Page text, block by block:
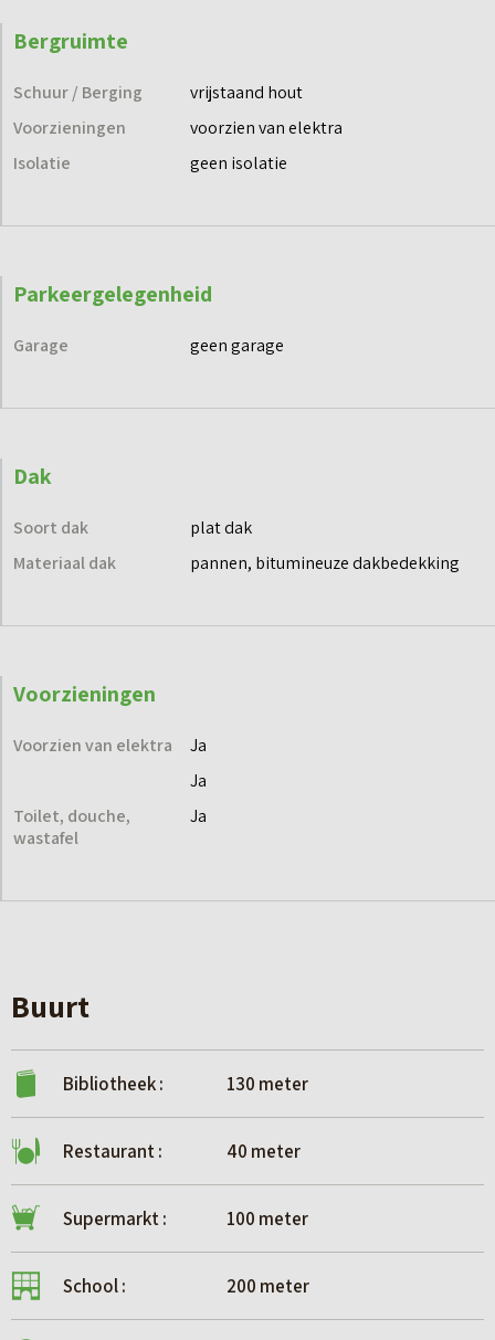
Bergruimte
Schuur / Berging
vrijstaand hout
Voorzieningen
voorzien van elektra
Isolatie
geen isolatie
Parkeergelegenheid
Garage geen garage
Dak
Soort dak
plat dak
Materiaal dak
pannen, bitumineuze dakbedekking
Voorzieningen
Voorzien van elektra
Ja
Ja
Toilet, douche,
wastafel
Ja
Buurt
Bibliotheek : 130 meter
Restaurant : 40 meter
Supermarkt : 100 meter
School : 200 meter